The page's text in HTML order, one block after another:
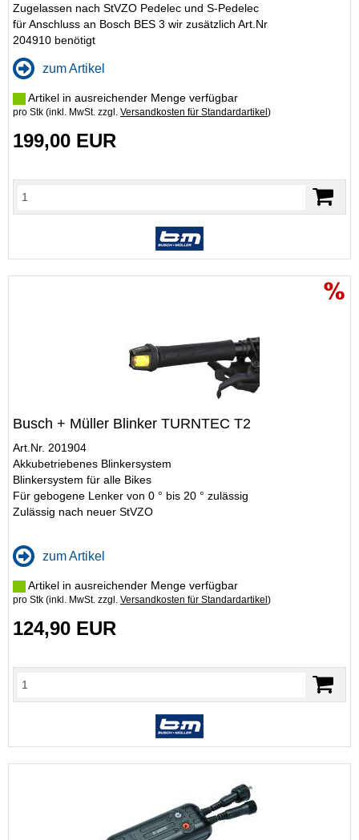
Zugelassen nach StVZO Pedelec und S-Pedelec
für Anschluss an Bosch BES 3 wir zusätzlich Art.Nr
204910 benötigt
zum Artikel
Artikel in ausreichender Menge verfügbar
pro Stk (inkl. MwSt. zzgl. Versandkosten für Standardartikel )
199,00 EUR
Busch + Müller Blinker TURNTEC T2
Art.Nr. 201904
Akkubetriebenes Blinkersystem
Blinkersystem für alle Bikes
Für gebogene Lenker von 0 ° bis 20 ° zulässig
Zulässig nach neuer StVZO
zum Artikel
Artikel in ausreichender Menge verfügbar
pro Stk (inkl. MwSt. zzgl. Versandkosten für Standardartikel )
124,90 EUR